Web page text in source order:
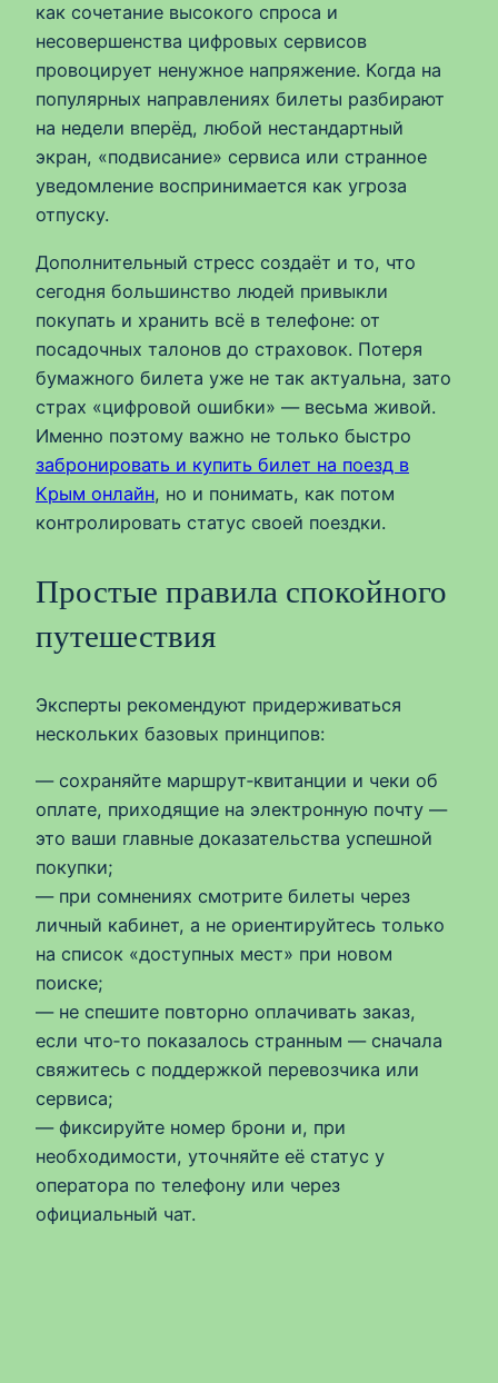
как сочетание высокого спроса и
несовершенства цифровых сервисов
провоцирует ненужное напряжение. Когда на
популярных направлениях билеты разбирают
на недели вперёд, любой нестандартный
экран, «подвисание» сервиса или странное
уведомление воспринимается как угроза
отпуску.
Дополнительный стресс создаёт и то, что
сегодня большинство людей привыкли
покупать и хранить всё в телефоне: от
посадочных талонов до страховок. Потеря
бумажного билета уже не так актуальна, зато
страх «цифровой ошибки» — весьма живой.
Именно поэтому важно не только быстро
забронировать и купить билет на поезд в
Крым онлайн, но и понимать, как потом
контролировать статус своей поездки.
Простые правила спокойного
путешествия
Эксперты рекомендуют придерживаться
нескольких базовых принципов:
— сохраняйте маршрут‑квитанции и чеки об
оплате, приходящие на электронную почту —
это ваши главные доказательства успешной
покупки;
— при сомнениях смотрите билеты через
личный кабинет, а не ориентируйтесь только
на список «доступных мест» при новом
поиске;
— не спешите повторно оплачивать заказ,
если что‑то показалось странным — сначала
свяжитесь с поддержкой перевозчика или
сервиса;
— фиксируйте номер брони и, при
необходимости, уточняйте её статус у
оператора по телефону или через
официальный чат.